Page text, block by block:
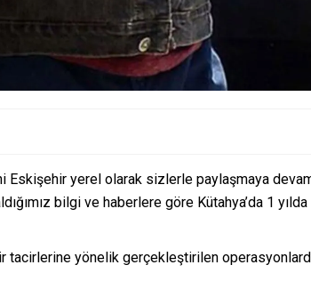
Eskişehir yerel olarak sizlerle paylaşmaya
bilgi ve haberlere göre Kütahya’da 1
tacirlerine yönelik gerçekleştirilen